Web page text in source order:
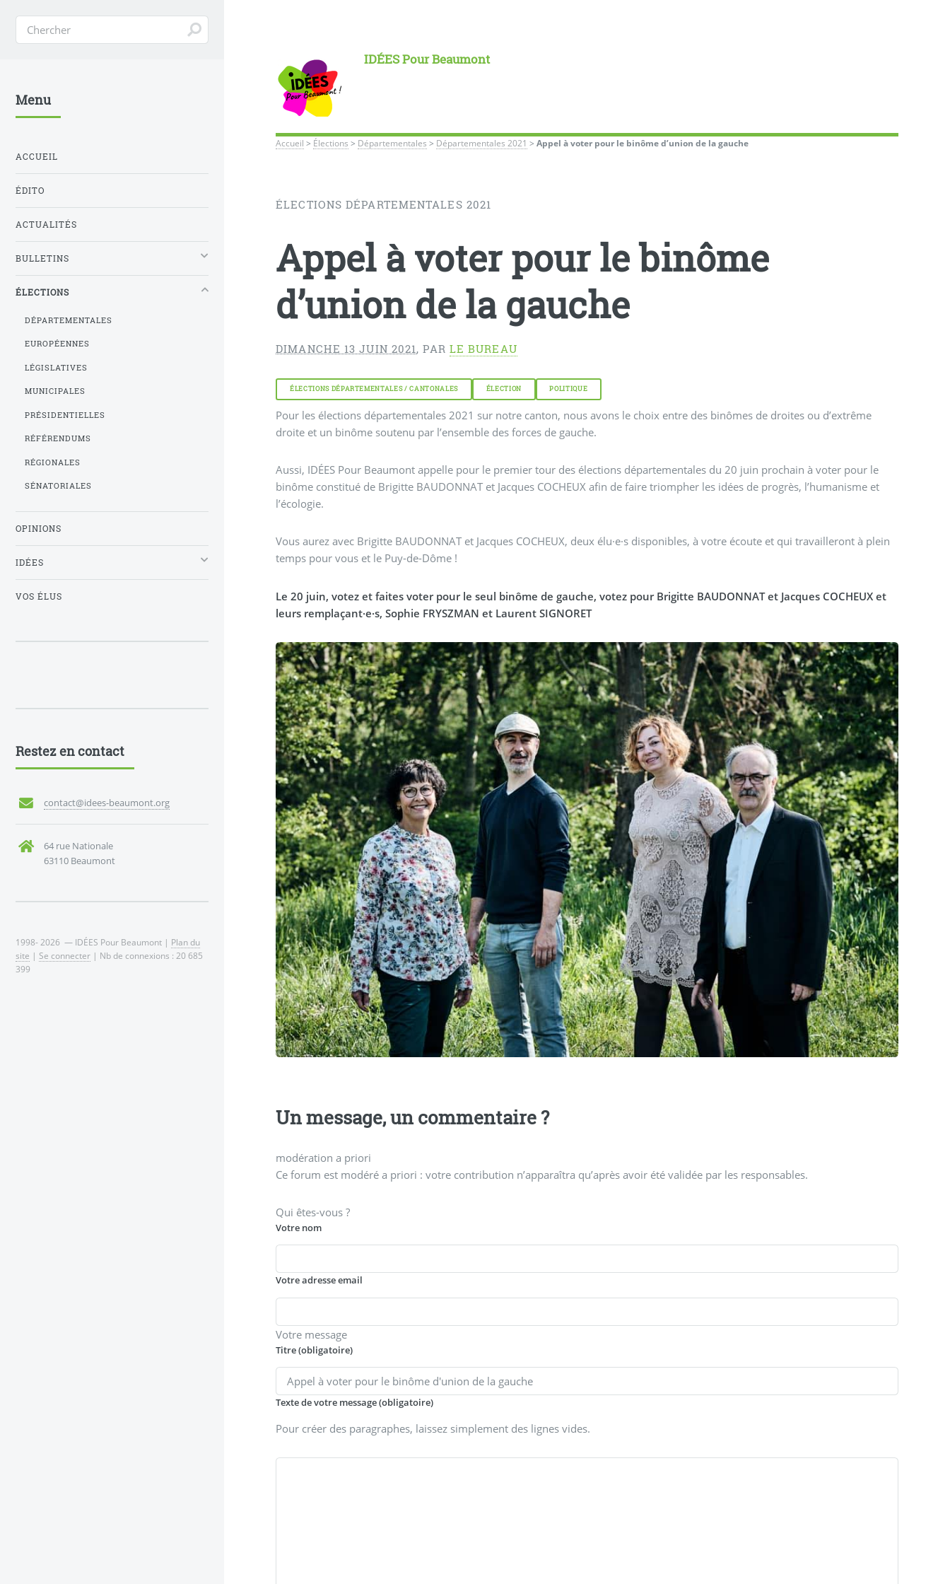
IDÉES Pour Beaumont
Accueil > Élections > Départementales > Départementales 2021 >Appel à voter pour le binôme d’union de la gauche
ÉLECTIONS DÉPARTEMENTALES 2021
Appel à voter pour le binôme
d’union de la gauche
DIMANCHE 13 JUIN 2021 ,PAR LE BUREAU
ÉLECTIONS DÉPARTEMENTALES / CANTONALES ÉLECTION POLITIQUE
Pour les élections départementales 2021 sur notre canton, nous avons le choix entre des binômes de droites ou d’extrême
droite et un binôme soutenu par l’ensemble des forces de gauche.
Aussi, IDÉES Pour Beaumont appelle pour le premier tour des élections départementales du 20 juin prochain à voter pour le
binôme constitué de Brigitte BAUDONNAT et Jacques COCHEUX afin de faire triompher les idées de progrès, l’humanisme et
l’écologie.
Vous aurez avec Brigitte BAUDONNAT et Jacques COCHEUX, deux élu·e·s disponibles, à votre écoute et qui travailleront à plein
temps pour vous et le Puy-de-Dôme !
Le 20 juin, votez et faites voter pour le seul binôme de gauche, votez pour Brigitte BAUDONNAT et Jacques COCHEUX et
leurs remplaçant·e·s, Sophie FRYSZMAN et Laurent SIGNORET
Un message, un commentaire ?
modération a priori
Ce forum est modéré a priori : votre contribution n’apparaîtra qu’après avoir été validée par les responsables.
Qui êtes-vous ?
Votre nom
Votre adresse email
Votre message
Titre (obligatoire)
Texte de votre message (obligatoire)
Pour créer des paragraphes, laissez simplement des lignes vides.
Menu
ACCUEIL
ÉDITO
ACTUALITÉS
BULLETINS
ÉLECTIONS
DÉPARTEMENTALES
EUROPÉENNES
LÉGISLATIVES
MUNICIPALES
PRÉSIDENTIELLES
RÉFÉRENDUMS
RÉGIONALES
SÉNATORIALES
OPINIONS
IDÉES
VOS ÉLUS
Restez en contact
contact@idees-beaumont.org
64 rue Nationale
63110 Beaumont
1998- 2026 — IDÉES Pour Beaumont | Plan du
site | Se connecter | Nb de connexions : 20 685
399